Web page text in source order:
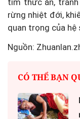
rừng nhiệt đới,
quan trọng của hệ
Nguồn:
CÓ THỂ BẠN